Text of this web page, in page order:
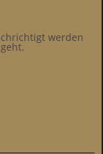
werden